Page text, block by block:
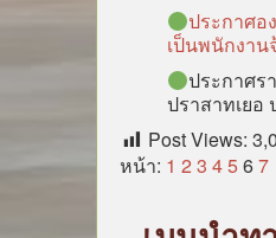
ประกาศอ
เป็นพนักงาน
ประกาศร
ปราสาทเยอ
Post Views:
หน้า: 1 2 3 4567